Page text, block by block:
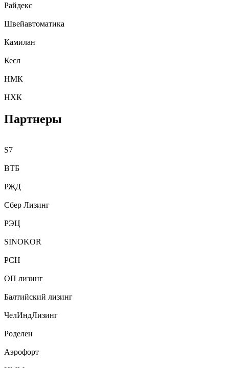
Райдекс
Швейавтоматика
Камилан
Кесл
НМК
НХК
Партнеры
S7
ВТБ
РЖД
Сбер Лизинг
РЭЦ
SINOKOR
РСН
ОП лизинг
Балтийский лизинг
ЧелИндЛизинг
Роделен
Аэрофорт